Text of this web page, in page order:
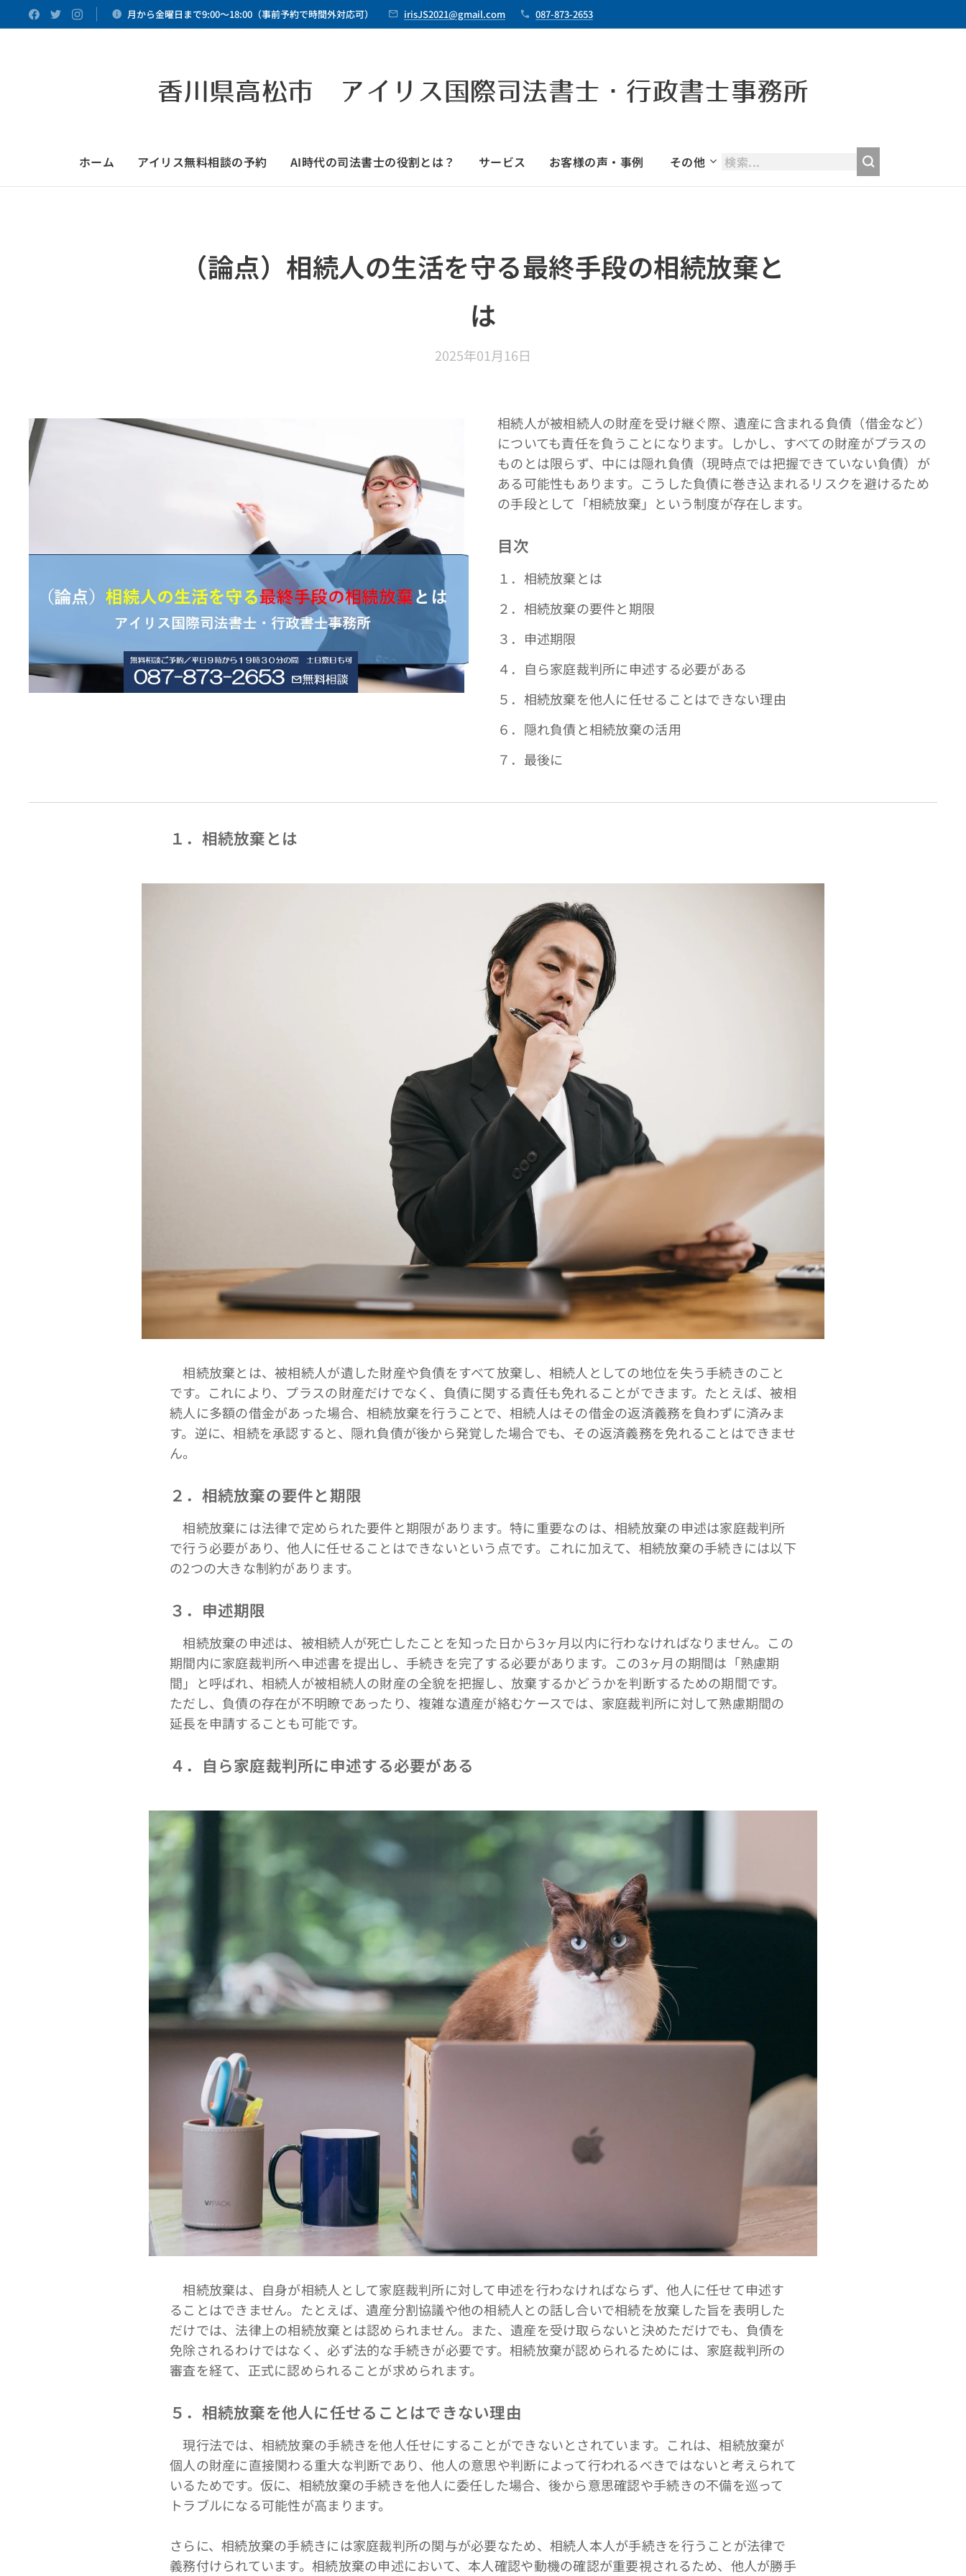
月から金曜日まで9:00～18:00（事前予約で時間外対応可） irisJS2021@gmail.com 087-873-2653
香川県高松市 アイリス国際司法書士・行政書士事務所
ホーム アイリス無料相談の予約 AI時代の司法書士の役割とは？ サービス お客様の声・事例 その他
（論点）相続人の生活を守る最終手段の相続放棄と
は
2025年01月16日
相続人が被相続人の財産を受け継ぐ際、遺産に含まれる負債（借金など）
についても責任を負うことになります。しかし、すべての財産がプラスの
ものとは限らず、中には隠れ負債（現時点では把握できていない負債）が
ある可能性もあります。こうした負債に巻き込まれるリスクを避けるため
の手段として「相続放棄」という制度が存在します。
目次
１．相続放棄とは
２．相続放棄の要件と期限
３．申述期限
４．自ら家庭裁判所に申述する必要がある
５．相続放棄を他人に任せることはできない理由
６．隠れ負債と相続放棄の活用
７．最後に
１．相続放棄とは
相続放棄とは、被相続人が遺した財産や負債をすべて放棄し、相続人としての地位を失う手続きのこと
です。これにより、プラスの財産だけでなく、負債に関する責任も免れることができます。たとえば、被相
続人に多額の借金があった場合、相続放棄を行うことで、相続人はその借金の返済義務を負わずに済みま
す。逆に、相続を承認すると、隠れ負債が後から発覚した場合でも、その返済義務を免れることはできませ
ん。
２．相続放棄の要件と期限
相続放棄には法律で定められた要件と期限があります。特に重要なのは、相続放棄の申述は家庭裁判所
で行う必要があり、他人に任せることはできないという点です。これに加えて、相続放棄の手続きには以下
の2つの大きな制約があります。
３．申述期限
相続放棄の申述は、被相続人が死亡したことを知った日から3ヶ月以内に行わなければなりません。この
期間内に家庭裁判所へ申述書を提出し、手続きを完了する必要があります。この3ヶ月の期間は「熟慮期
間」と呼ばれ、相続人が被相続人の財産の全貌を把握し、放棄するかどうかを判断するための期間です。
ただし、負債の存在が不明瞭であったり、複雑な遺産が絡むケースでは、家庭裁判所に対して熟慮期間の
延長を申請することも可能です。
４．自ら家庭裁判所に申述する必要がある
相続放棄は、自身が相続人として家庭裁判所に対して申述を行わなければならず、他人に任せて申述す
ることはできません。たとえば、遺産分割協議や他の相続人との話し合いで相続を放棄した旨を表明した
だけでは、法律上の相続放棄とは認められません。また、遺産を受け取らないと決めただけでも、負債を
免除されるわけではなく、必ず法的な手続きが必要です。相続放棄が認められるためには、家庭裁判所の
審査を経て、正式に認められることが求められます。
５．相続放棄を他人に任せることはできない理由
現行法では、相続放棄の手続きを他人任せにすることができないとされています。これは、相続放棄が
個人の財産に直接関わる重大な判断であり、他人の意思や判断によって行われるべきではないと考えられて
いるためです。仮に、相続放棄の手続きを他人に委任した場合、後から意思確認や手続きの不備を巡って
トラブルになる可能性が高まります。
さらに、相続放棄の手続きには家庭裁判所の関与が必要なため、相続人本人が手続きを行うことが法律で
義務付けられています。相続放棄の申述において、本人確認や動機の確認が重要視されるため、他人が勝手